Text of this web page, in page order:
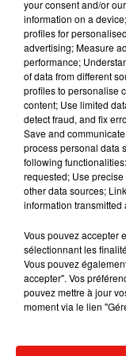
Musique
your consent and/or
information on a
profiles for
advertising; Measure
performance;
of data from different
profiles to personalise
content; Use limited
detect fraud, and fix
Save and
process personal data
following
requested; Use
other data sources;
information transmitted
Vous pouvez accepter
sélectionnant les
Vous pouvez
accepter". Vos
pouvez mettre à jour
moment via le lien